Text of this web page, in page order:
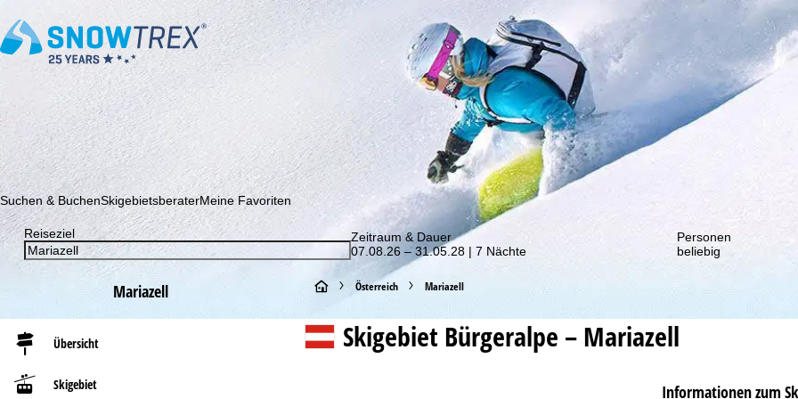
Abonnieren Sie unseren Newsletter und erfahren Sie als Erster von unseren Rabatt-Aktionen!
Suchen & BuchenSkigebietsberaterMeine Favoriten
Reiseziel
Zeitraum & Dauer
07.08.26 – 31.05.28 | 7 Nächte
Personen
beliebig
Mariazell
Übersicht
Skigebiet
S
t
Österreich Mariazell
SkigebietBürgeralpe – Mariazell
Informationen zum